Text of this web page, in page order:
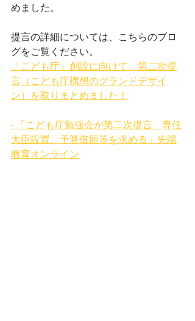
めました。
提言の詳細については、こちらのブロ
グをご覧ください。
「こども庁」創設に向けて、第二次提
言（こども庁構想のグランドデザイ
ン）を取りまとめました！
- 「こども庁勉強会が第二次提言　専任
大臣設置、予算倍額等を求める」先端
教育オンライン